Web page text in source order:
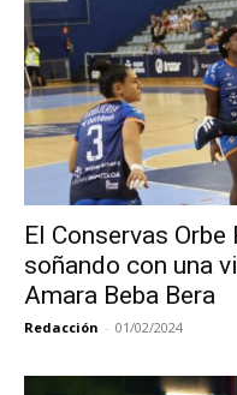
El Conservas
soñando con una
Amara Beba Bera
Redacción - 01/02/2024